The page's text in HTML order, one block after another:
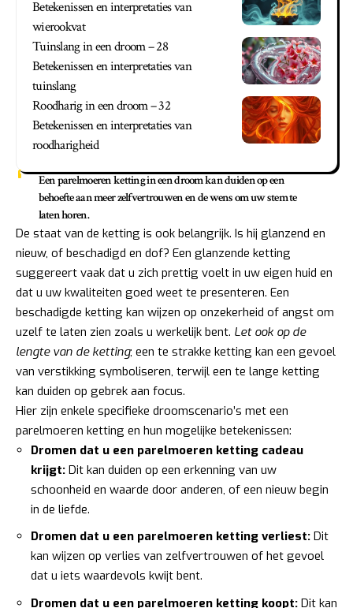
Betekenissen en interpretaties van
wierookvat
Tuinslang in een droom – 28
Betekenissen en interpretaties van
tuinslang
Roodharig in een droom – 32
Betekenissen en interpretaties van
roodharigheid
Een parelmoeren ketting in een droom kan duiden op een
behoefte aan meer zelfvertrouwen en de wens om uw stem te
laten horen.
De staat van de ketting is ook belangrijk. Is hij glanzend en
nieuw, of beschadigd en dof? Een glanzende ketting
suggereert vaak dat u zich prettig voelt in uw eigen huid en
dat u uw kwaliteiten goed weet te presenteren. Een
beschadigde ketting kan wijzen op onzekerheid of angst om
uzelf te laten zien zoals u werkelijk bent. Let ook op de
lengte van de ketting; een te strakke ketting kan een gevoel
van verstikking symboliseren, terwijl een te lange ketting
kan duiden op gebrek aan focus.
Hier zijn enkele specifieke droomscenario’s met een
parelmoeren ketting en hun mogelijke betekenissen:
Dromen dat u een parelmoeren ketting cadeau
krijgt: Dit kan duiden op een erkenning van uw
schoonheid en waarde door anderen, of een nieuw begin
in de liefde.
Dromen dat u een parelmoeren ketting verliest: Dit
kan wijzen op verlies van zelfvertrouwen of het gevoel
dat u iets waardevols kwijt bent.
Dromen dat u een parelmoeren ketting koopt: Dit kan